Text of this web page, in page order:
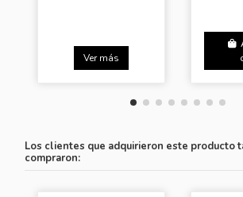
Ver más
Los clientes que adquirieron este producto
compraron: